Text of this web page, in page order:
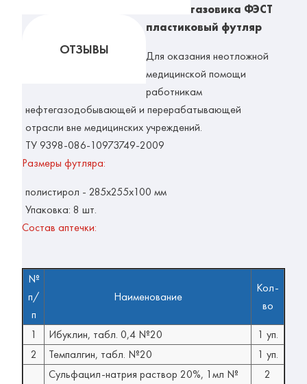
ОТЗЫВЫ
газовика ФЭСТ
пластиковый футляр
Для оказания неотложной
медицинской помощи
работникам
нефтегазодобывающей и перерабатывающей
отрасли вне медицинских учреждений.
ТУ 9398-086-10973749-2009
Размеры футляра:
полистирол - 285x255x100 мм
Упаковка: 8 шт.
Состав аптечки:
№
п/
п
Наименование
Кол-
во
1
Ибуклин, табл. 0,4 №20
1 уп.
2
Темпалгин, табл. №20 1 уп.
Сульфацил-натрия раствор 20%, 1мл №
2